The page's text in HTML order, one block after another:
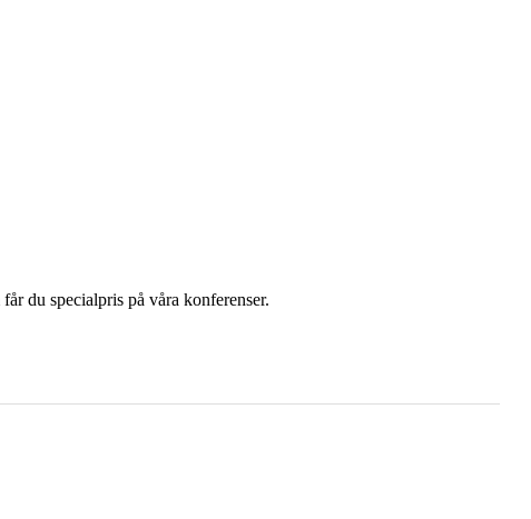
du specialpris på våra konferenser.